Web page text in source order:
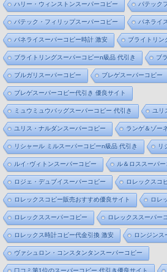
ハリー・ウィンストンスーパーコピー パテック
パテック・フィリップスーパーコピー パネライ
パネライスーパーコピー時計 激安 ブライトリン
ブライトリングスーパーコピーn級品 代引き ブ
ブルガリスーパーコピー ブレゲスーパーコピー
ブレゲスーパーコピー代引き 優良サイト
ミュウミュウバッグスーパーコピー 代引き ユリ
ユリス・ナルダンスーパーコピー ランゲ＆ゾー
リシャール ミルスーパーコピーn級品 代引き リ
ルイ･ヴィトンスーパーコピー ル＆ロススーパ
ロジェ・デュブイスーパーコピー ロレックスコ
ロレックスコピー販売おすすめ優良サイト ロレ
ロレックススーパーコピー ロレックススーパー
ロレックス時計コピー代金引換 激安 ロンジンス
ヴァシュロン・コンスタンタンスーパーコピー